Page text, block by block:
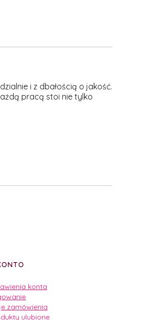
i z dbałością o jakość.
pracą stoi nie tylko
konta
zamówienia
ulubione